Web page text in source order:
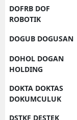
DOFRB DOF
ROBOTIK
DOGUB DOGUSAN
DOHOL DOGAN
HOLDING
DOKTA DOKTAS
DOKUMCULUK
DSTKF DESTEK